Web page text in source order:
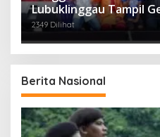
Lubuklinggau Tampil
2025
2349 Dilihat
Berita Nasional